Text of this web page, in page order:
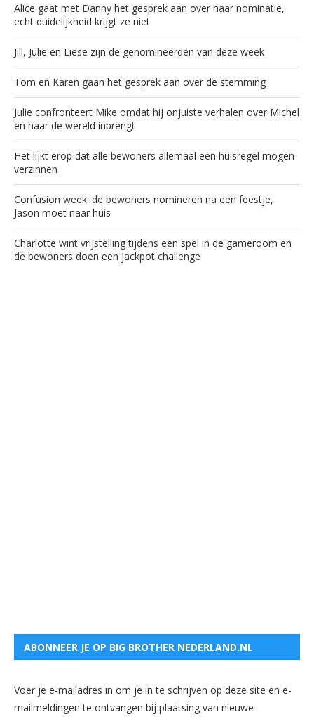
Alice gaat met Danny het gesprek aan over haar nominatie,
echt duidelijkheid krijgt ze niet
Jill, Julie en Liese zijn de genomineerden van deze week
Tom en Karen gaan het gesprek aan over de stemming
Julie confronteert Mike omdat hij onjuiste verhalen over Michel
en haar de wereld inbrengt
Het lijkt erop dat alle bewoners allemaal een huisregel mogen
verzinnen
Confusion week: de bewoners nomineren na een feestje,
Jason moet naar huis
Charlotte wint vrijstelling tijdens een spel in de gameroom en
de bewoners doen een jackpot challenge
ABONNEER JE OP BIG BROTHER NEDERLAND.NL
Voer je e-mailadres in om je in te schrijven op deze site en e-
mailmeldingen te ontvangen bij plaatsing van nieuwe